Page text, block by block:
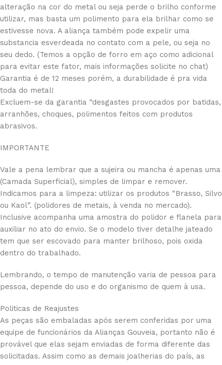
alteração na cor do metal ou seja perde o brilho conforme
utilizar, mas basta um polimento para ela brilhar como se
estivesse nova. A aliança também pode expelir uma
substancia esverdeada no contato com a pele, ou seja no
seu dedo. (Temos a opção de forro em aço como adicional
para evitar este fator, mais informações solicite no chat)
Garantia é de 12 meses porém, a durabilidade é pra vida
toda do metal!
Excluem-se da garantia “desgastes provocados por batidas,
arranhões, choques, polimentos feitos com produtos
abrasivos.
IMPORTANTE
Vale a pena lembrar que a sujeira ou mancha é apenas uma
(Camada Superficial), simples de limpar e remover.
Indicamos para a limpeza: utilizar os produtos “Brasso, Silvo
ou Kaol”. (polidores de metais, à venda no mercado).
Inclusive acompanha uma amostra do polidor e flanela para
auxiliar no ato do envio. Se o modelo tiver detalhe jateado
tem que ser escovado para manter brilhoso, pois oxida
dentro do trabalhado.
Lembrando, o tempo de manutenção varia de pessoa para
pessoa, depende do uso e do organismo de quem à usa.
Politicas de Reajustes
As peças são embaladas após serem conferidas por uma
equipe de funcionários da Alianças Gouveia, portanto não é
provável que elas sejam enviadas de forma diferente das
solicitadas. Assim como as demais joalherias do país, as